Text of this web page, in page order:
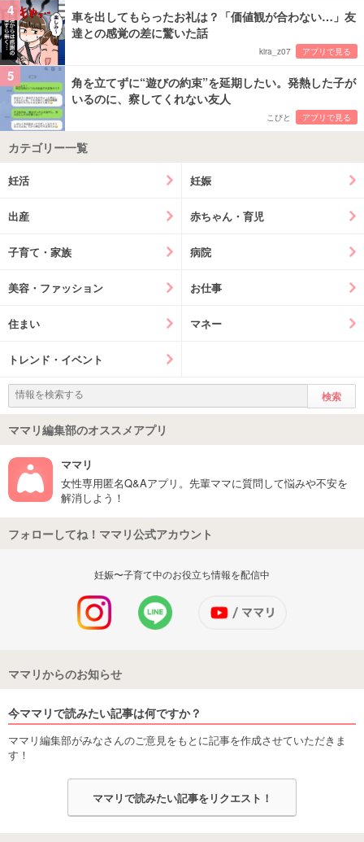
4
車を出してもらったお礼は？「価値観が合わない…」友
達との感覚の差に驚いた話
kira_z07 アプリで見る
5
角を立てずに“遊びの約束”を延期したい。発熱した子が
いるのに、察してくれない友人
こびと アプリで見る
カテゴリー一覧
妊活 妊娠
出産 赤ちゃん・育児
子育て・家族 病院
美容・ファッション お仕事
住まい マネー
トレンド・イベント
ママリ編集部のオススメアプリ
ママリ
女性専用匿名Q&Aアプリ。先輩ママに質問して悩みや不安を
解消しよう！
フォローしてね！ママリ公式アカウント
妊娠〜子育て中のお役立ち情報を配信中
ママリからのお知らせ
今ママリで読みたい記事は何ですか？
ママリ編集部がみなさんのご意見をもとに記事を作成させていただきま
す！
ママリで読みたい記事をリクエスト！